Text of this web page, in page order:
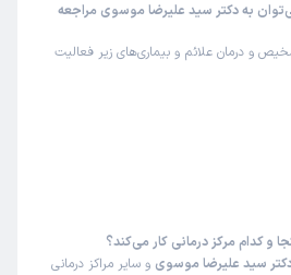
به دکتر سید علیرضا موسوی مراجعه
و درمان علائم و بیماری‌های زیر فعالیت
و کدام مرکز درمانی کار می‌کند؟
سید علیرضا موسوی و سایر مراکز درمانی